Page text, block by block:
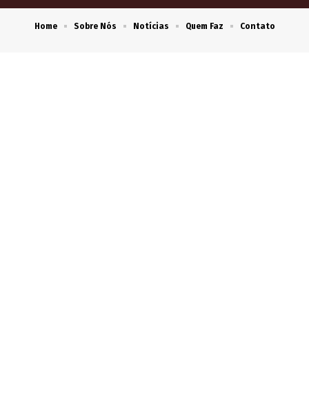
Home Sobre Nós Notícias Quem Faz Contato